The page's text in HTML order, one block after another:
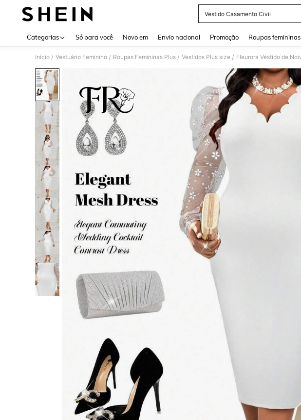
Vestido Casamento Civil
Categorias Só para você Novo em Envio nacional Promoção Roupas femininas
Início / Vestuário Feminino / Roupas Femininas Plus / Vestidos Plus size /